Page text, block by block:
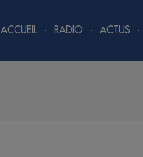
ACCUEIL RADIO ACTUS